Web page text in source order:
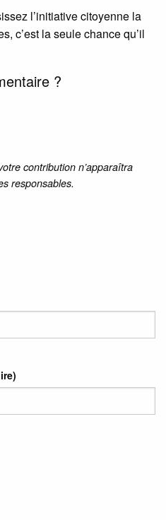
l’initiative citoyenne la
c’est la seule chance qu’il
?
contribution n’apparaîtra
responsables.